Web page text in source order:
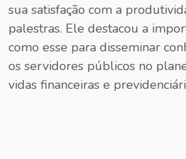
sua satisfação com a
palestras. Ele destacou a
como esse para disseminar
os servidores públicos no
vidas financeiras e